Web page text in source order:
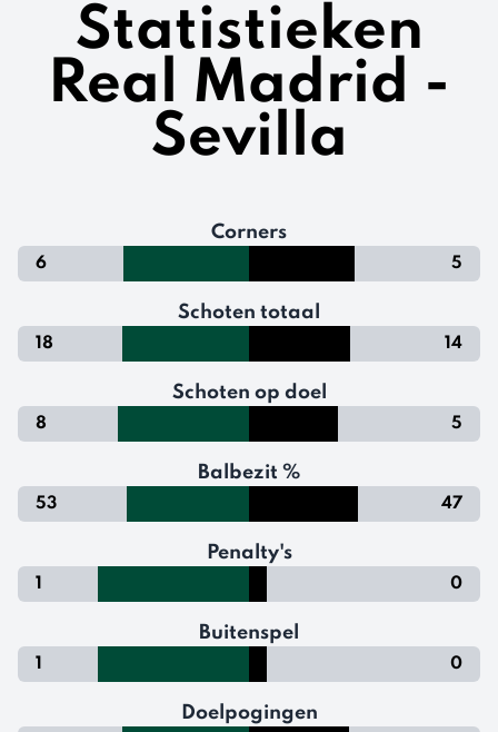
Statistieken
Real Madrid -
Sevilla
Corners
6 5
Schoten totaal
18 14
Schoten op doel
8 5
Balbezit %
53 47
Penalty's
1 0
Buitenspel
1 0
Doelpogingen